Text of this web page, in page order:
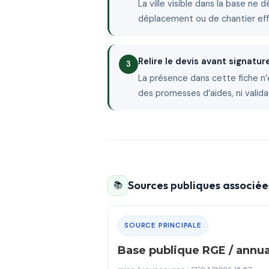
La ville visible dans la base ne
déplacement ou de chantier
Relire le devis avant
La présence dans cette fiche
des promesses d’aides, ni
📚 Sources publiques
SOURCE PRINCIPALE
Base publique RGE /